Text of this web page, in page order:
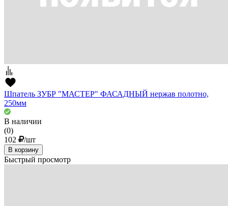
Шпатель ЗУБР "МАСТЕР" ФАСАДНЫЙ нержав полотно,
250мм
В наличии
(0)
102
/шт
В корзину
Быстрый просмотр